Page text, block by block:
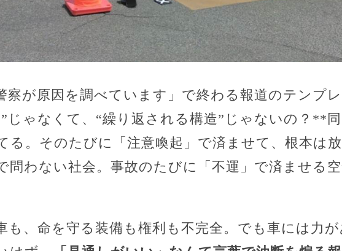
察が原因を調べています」で終わる報道のテンプ
じゃなくて、“繰り返される構造”じゃないの？**同
る。そのたびに「注意喚起」で済ませて、根本は
問わない社会。事故のたびに「不運」で済ませる
も、命を守る装備も権利も不完全。でも車には力